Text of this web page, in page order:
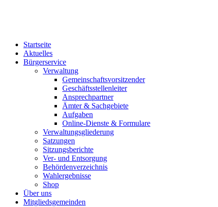
Startseite
Aktuelles
Bürgerservice
Verwaltung
Gemeinschaftsvorsitzender
Geschäftsstellenleiter
Ansprechpartner
Ämter & Sachgebiete
Aufgaben
Online-Dienste & Formulare
Verwaltungsgliederung
Satzungen
Sitzungsberichte
Ver- und Entsorgung
Behördenverzeichnis
Wahlergebnisse
Shop
Über uns
Mitgliedsgemeinden